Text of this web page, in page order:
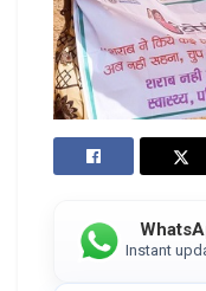
Instant